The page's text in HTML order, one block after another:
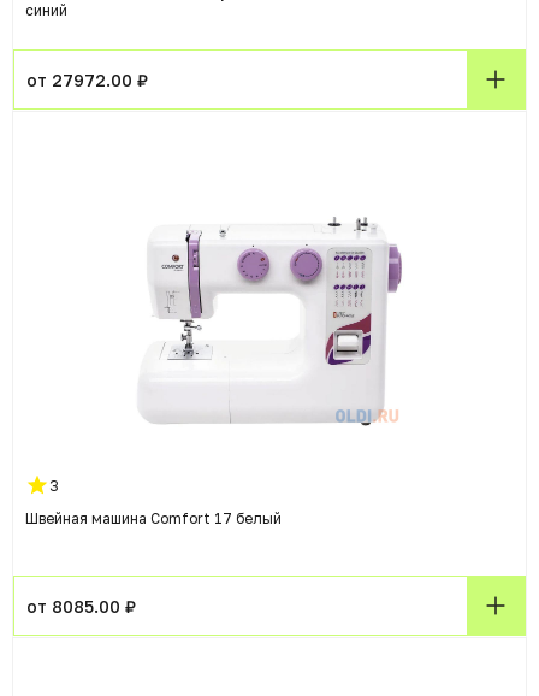
синий
от 27972.00 ₽
3
Швейная машина Comfort 17 белый
от 8085.00 ₽